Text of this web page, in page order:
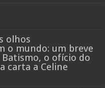
olhos
o mundo: um breve
o ofício do
carta a Celine